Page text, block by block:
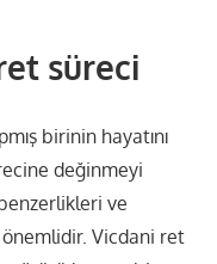
süreci
birinin hayatını
değinmeyi
ve
önemlidir. Vicdani ret